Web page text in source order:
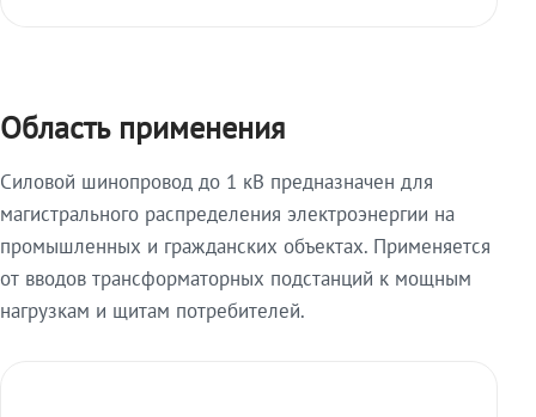
Область применения
Силовой шинопровод до 1 кВ предназначен для
магистрального распределения электроэнергии на
промышленных и гражданских объектах. Применяется
от вводов трансформаторных подстанций к мощным
нагрузкам и щитам потребителей.